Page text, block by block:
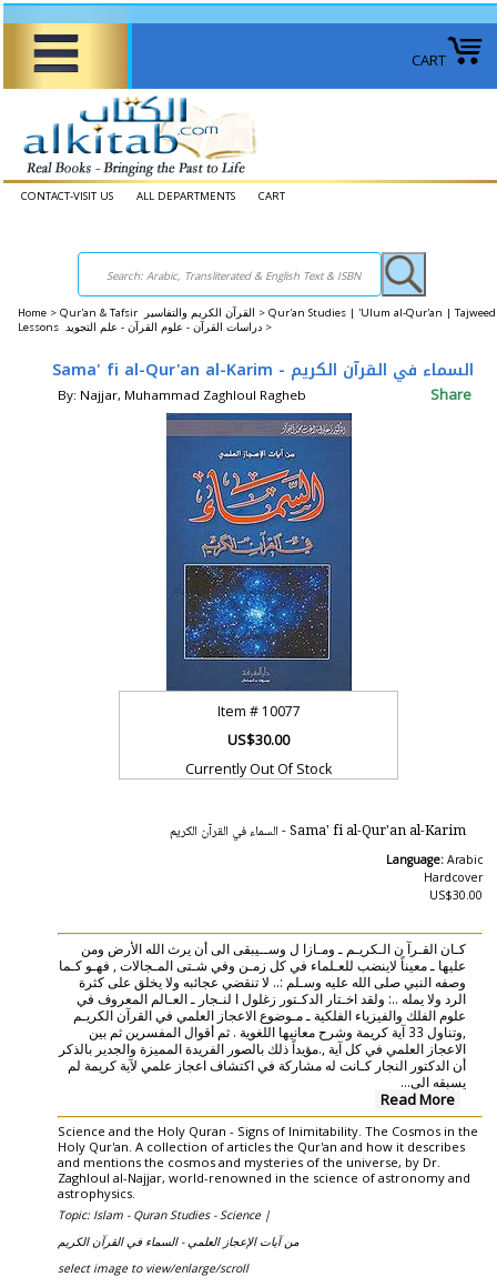
CART
CONTACT-VISIT US ALL DEPARTMENTS CART
Home > Qur'an & Tafsir القرآن الكريم والتفاسير > Qur'an Studies | 'Ulum al-Qur'an | Tajweed
Lessons دراسات القرآن - علوم القرآن - علم التجويد >
Sama' fi al-Qur'an al-Karim - السماء في القرآن الكريم
By: Najjar, Muhammad Zaghloul Ragheb Share
Item # 10077
US$30.00
Currently Out Of Stock
Sama' fi al-Qur'an al-Karim - السماء في القرآن الكريم
Language: Arabic
Hardcover
US$30.00
كـان القـرآ ن الـكريـم ـ ومـازا ل وســيبقى الى أن يرث الله الأرض ومن
عليها ـ معيناً لاينضب للعـلماء في كل زمـن وفي شـتى المـجالات , فهـو كـما
وصفه النبي صلى الله عليه وسـلم :.. لا تنقضي عجائبه ولا يخلق على كثرة
الرد ولا يمله ..: ولقد اخـتار الدكـتور زغلول ا لنـجار ـ العـالم المعروف في
علوم الفلك والفيزياء الفلكية ـ مـوضوع الاعجاز العلمي في القرآن الكريـم
,وتناول 33 آية كريمة وشرح معانيها اللغوية . ثم أقوال المفسرين ثم بين
الاعجاز العلمي في كل آية ,.مؤيداً ذلك بالصور الفريدة المميزة والجدير بالذكر
أن الدكتور النجار كـانت له مشاركة في اكتشاف اعجاز علمي لآية كريمة لم
يسبقه الي...
Read More
Science and the Holy Quran - Signs of Inimitability. The Cosmos in the
Holy Qur'an. A collection of articles the Qur'an and how it describes
and mentions the cosmos and mysteries of the universe, by Dr.
Zaghloul al-Najjar, world-renowned in the science of astronomy and
astrophysics.
Topic: Islam - Quran Studies - Science |
من آيات الإعجاز العلمي - السماء في القرآن الكريم
select image to view/enlarge/scroll